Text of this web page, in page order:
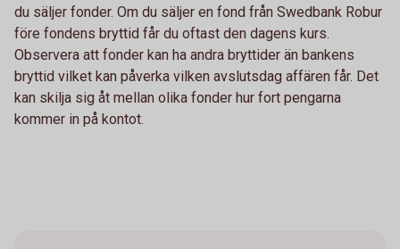
du säljer fonder. Om du säljer en fond från Swedbank Robur
före fondens bryttid får du oftast den dagens kurs.
Observera att fonder kan ha andra bryttider än bankens
bryttid vilket kan påverka vilken avslutsdag affären får. Det
kan skilja sig åt mellan olika fonder hur fort pengarna
kommer in på kontot.